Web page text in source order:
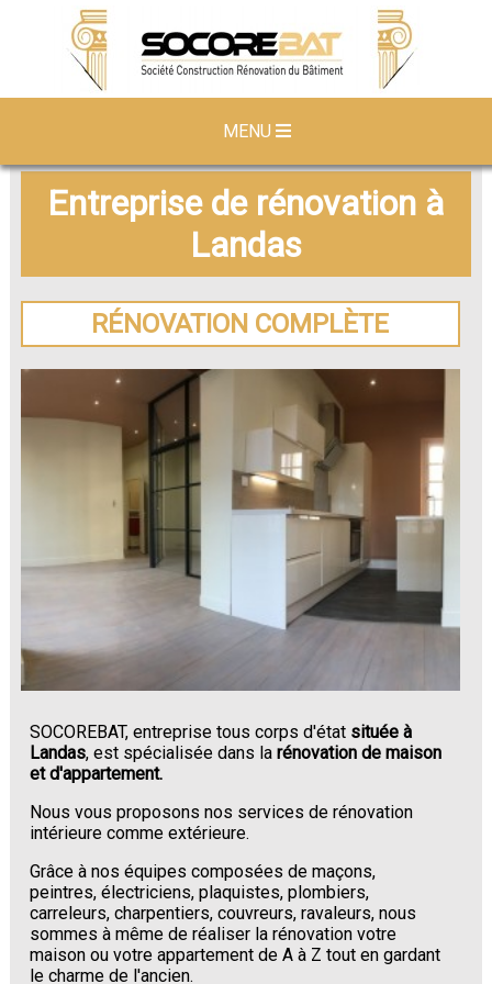
MENU
Entreprise de rénovation à
Landas
RÉNOVATION COMPLÈTE
SOCOREBAT, entreprise tous corps d'état située à
Landas, est spécialisée dans larénovation de maison
et d'appartement.
Nous vous proposons nos services de rénovation
intérieure comme extérieure.
Grâce à nos équipes composées de maçons,
peintres, électriciens, plaquistes, plombiers,
carreleurs, charpentiers, couvreurs, ravaleurs, nous
sommes à même de réaliser la rénovation votre
maison ou votre appartement de A à Z tout en gardant
le charme de l'ancien.